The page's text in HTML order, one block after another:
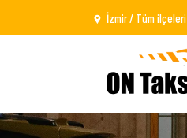
İzmir / Tüm ilçeleri